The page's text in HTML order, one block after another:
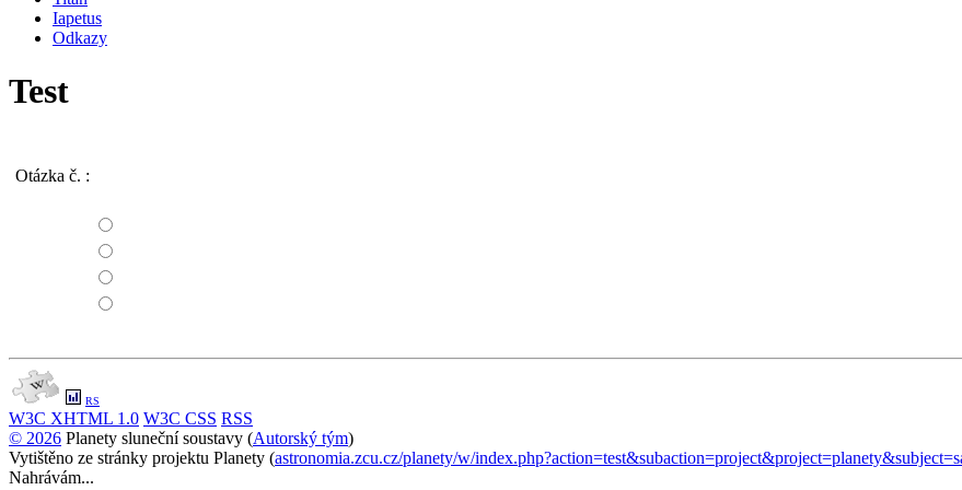
Cookie Consent plugin for the EU cookie law
Iapetus
Odkazy
Test
Otázka č. :
RS
W3C XHTML 1.0 W3C CSS RSS
© 2026 Planety sluneční soustavy (Autorský tým)
Vytištěno ze stránky projektu Planety (astronomia.zcu.cz/planety/w/
Nahrávám...